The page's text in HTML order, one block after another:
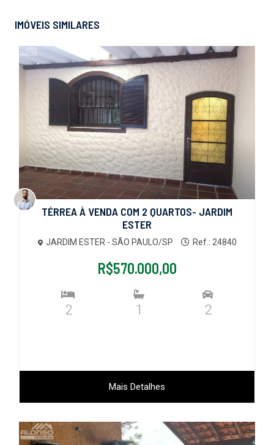
IMÓVEIS SIMILARES
TÉRREA À VENDA COM 2 QUARTOS- JARDIM
ESTER
JARDIM ESTER - SÃO PAULO/SP Ref.: 24840
R$570.000,00
2 1 2
Mais Detalhes